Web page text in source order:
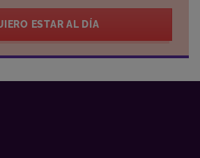
ESTAR AL DÍA